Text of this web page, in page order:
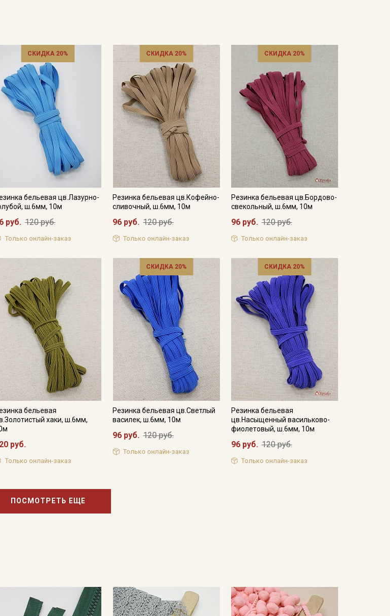
СКИДКА 20%
бельевая цв.Лазурно-
ш.6мм, 10м
руб. 120 руб.
Только онлайн-заказ
СКИДКА 20%
Резинка бельевая цв.Кофейно-
сливочный, ш.6мм, 10м
96 руб. 120 руб.
Только онлайн-заказ
СКИДКА 20%
Резинка бельевая цв.Бордово-
свекольный, ш.6мм, 10м
96 руб. 120 руб.
Только онлайн-заказ
бельевая
хаки, ш.6мм,
руб.
Только онлайн-заказ
СКИДКА 20%
Резинка бельевая цв.Светлый
василек, ш.6мм, 10м
96 руб. 120 руб.
Только онлайн-заказ
СКИДКА 20%
Резинка бельевая
цв.Насыщенный васильково-
фиолетовый, ш.6мм, 10м
96 руб. 120 руб.
Только онлайн-заказ
ПОСМОТРЕТЬ ЕЩЕ
рассылка от
Купава
здесь дополнительные
и скидки до 30% на узкие
категории тканей
Подписаться
с
Согласие на обработку персональных
на получение рекламных и